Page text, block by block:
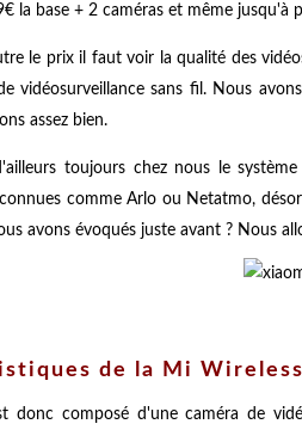
la base + 2 caméras et même jusqu'à
le prix il faut voir la qualité des
vidéosurveillance sans fil. Nous
assez bien.
toujours chez nous le
comme Arlo ou Netatmo,
avons évoqués juste avant ? Nous
de la Mi
donc composé d'une caméra de